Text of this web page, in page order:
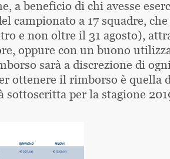
a beneficio di chi avesse
campionato a 17 squadre,
e non oltre il 31 agosto),
oppure con un buono
sarà a discrezione di
ottenere il rimborso è quella
sottoscritta per la stagione